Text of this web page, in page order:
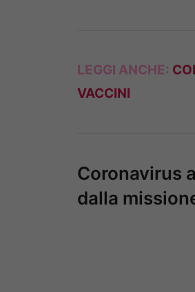
LEGGI ANCHE:
VACCINI
Coronavirus
dalla